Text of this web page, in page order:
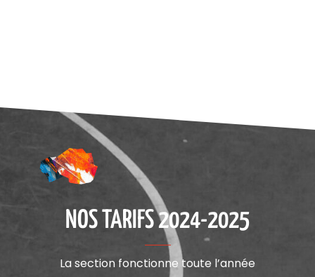
NOS TARIFS 2024-2025
La section fonctionne toute l’année